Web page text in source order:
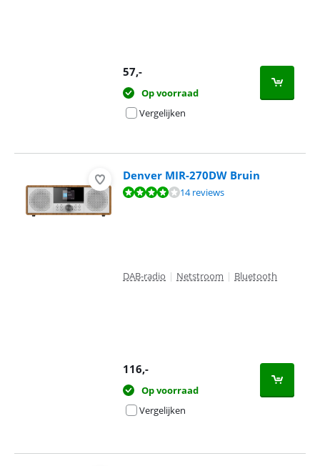
57,-
Op voorraad
Vergelijken
Denver MIR-270DW Bruin
Beoordeling is 7,9 van de 10, gebaseerd op 14 reviews.
14 reviews
DAB-radio | Netstroom | Bluetooth
116,-
Op voorraad
Vergelijken